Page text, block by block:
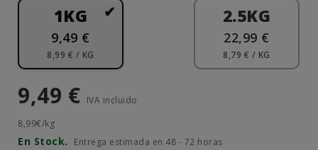
1KG
9,49 €
8,99 € / KG
2.5KG
22,99 €
8,79 € / KG
9,49 € IVA incluido
8,99€/kg
En Stock. Entrega estimada en 48 - 72 horas